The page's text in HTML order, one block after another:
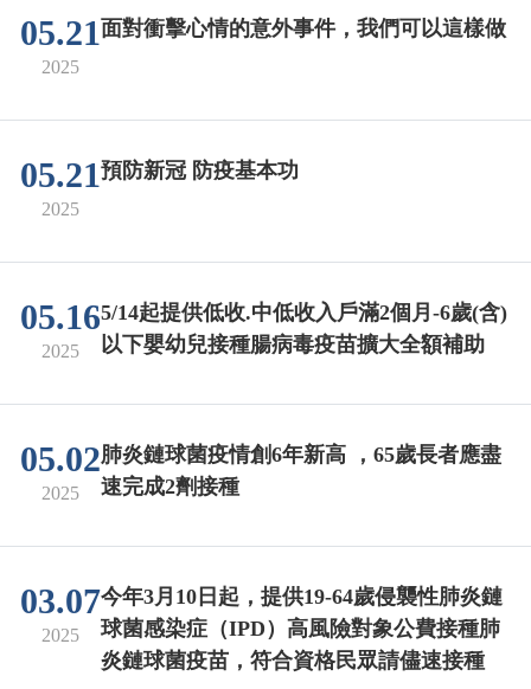
05.21
2025
面對衝擊心情的意外事件，我們可以這樣做
05.21
2025
預防新冠 防疫基本功
05.16
2025
5/14起提供低收.中低收入戶滿2個月-6歲(含)
以下嬰幼兒接種腸病毒疫苗擴大全額補助
05.02
2025
肺炎鏈球菌疫情創6年新高 ，65歲長者應盡
速完成2劑接種
03.07
2025
今年3月10日起，提供19-64歲侵襲性肺炎鏈
球菌感染症（IPD）高風險對象公費接種肺
炎鏈球菌疫苗，符合資格民眾請儘速接種